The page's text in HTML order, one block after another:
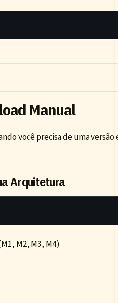
Manual
você precisa de uma
Arquitetura
M2, M3, M4)